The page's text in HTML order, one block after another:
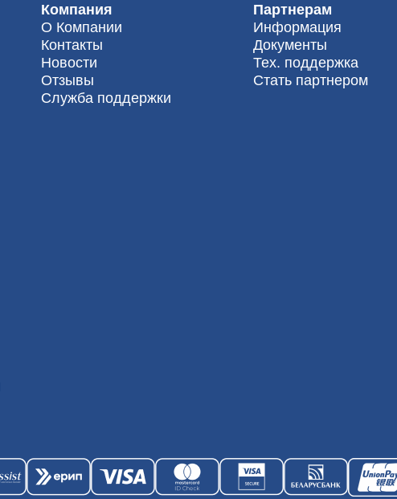
Компания
О Компании
Контакты
Новости
Отзывы
Служба поддержки
Партнерам
Информация
Документы
Тех. поддержка
Стать партнером